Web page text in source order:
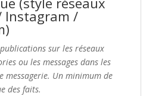
Instagram /
sur les réseaux
ou les messages dans les
messagerie. Un minimum de
des faits.